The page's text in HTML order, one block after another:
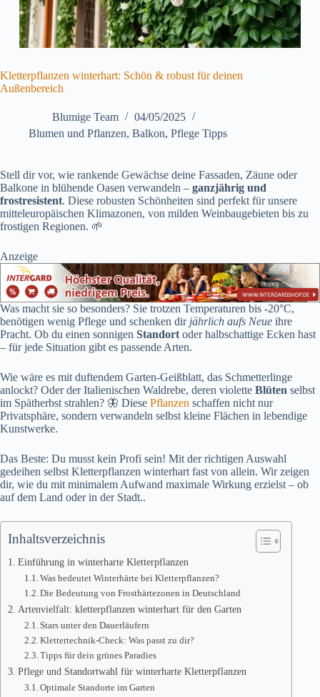
Kletterpflanzen winterhart: Schön & robust für deinen
Außenbereich
Blumige Team
04/05/2025
Blumen und Pflanzen, Balkon, Pflege Tipps
Stell dir vor, wie rankende Gewächse deine Fassaden, Zäune oder
Balkone in blühende Oasen verwandeln – ganzjährig und
frostresistent. Diese robusten Schönheiten sind perfekt für unsere
mitteleuropäischen Klimazonen, von milden Weinbaugebieten bis zu
frostigen Regionen. 🌱
Anzeige
Was macht sie so besonders? Sie trotzen Temperaturen bis -20°C,
benötigen wenig Pflege und schenken dir jährlich aufs Neue ihre
Pracht. Ob du einen sonnigen Standortoder halbschattige Ecken hast
– für jede Situation gibt es passende Arten.
Wie wäre es mit duftendem Garten-Geißblatt, das Schmetterlinge
anlockt? Oder der Italienischen Waldrebe, deren violette Blüten selbst
im Spätherbst strahlen? 🦋 Diese Pflanzen schaffen nicht nur
Privatsphäre, sondern verwandeln selbst kleine Flächen in lebendige
Kunstwerke.
Das Beste: Du musst kein Profi sein! Mit der richtigen Auswahl
gedeihen selbst Kletterpflanzen winterhart fast von allein. Wir zeigen
dir, wie du mit minimalem Aufwand maximale Wirkung erzielst – ob
auf dem Land oder in der Stadt..
Inhaltsverzeichnis
Einführung in winterharte Kletterpflanzen
Was bedeutet Winterhärte bei Kletterpflanzen?
Die Bedeutung von Frosthärtezonen in Deutschland
Artenvielfalt: kletterpflanzen winterhart für den Garten
Stars unter den Dauerläufern
Klettertechnik-Check: Was passt zu dir?
Tipps für dein grünes Paradies
Pflege und Standortwahl für winterharte Kletterpflanzen
Optimale Standorte im Garten